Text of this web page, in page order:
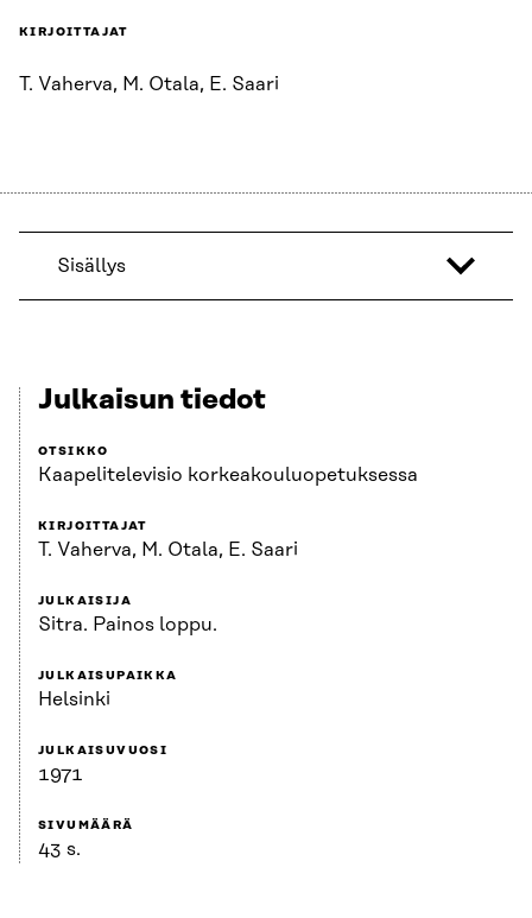
KIRJOITTAJAT
T. Vaherva, M. Otala, E. Saari
Sisällys
Julkaisun tiedot
OTSIKKO
Kaapelitelevisio korkeakouluopetuksessa
KIRJOITTAJAT
T. Vaherva, M. Otala, E. Saari
JULKAISIJA
Sitra. Painos loppu.
JULKAISUPAIKKA
Helsinki
JULKAISUVUOSI
1971
SIVUMÄÄRÄ
43 s.